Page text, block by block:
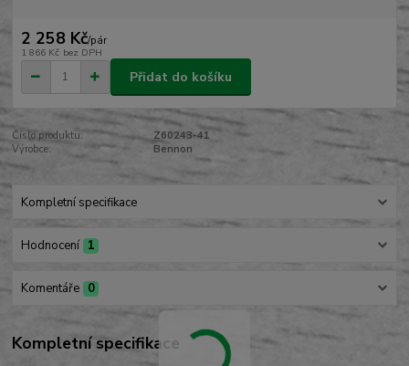
2 258 Kč/pár
1 866 Kč bez DPH
Přidat do košíku
Číslo produktu:
Z60243-41
Výrobce:
Bennon
Kompletní specifikace
Hodnocení 1
Komentáře 0
Kompletní specifikace